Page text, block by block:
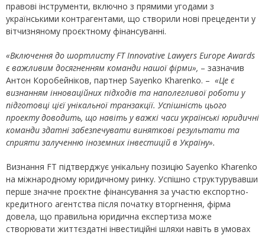
правові інструменти, включно з прямими угодами з
українськими контрагентами, що створили нові прецеденти у
вітчизняному проєктному фінансуванні.
«Включення до шортлисту FT Innovative Lawyers Europe Awards
є важливим досягненням команди нашої фірми», – зазначив
Антон Коробейніков, партнер Sayenko Kharenko. – «Це є
визнанням інноваційних підходів та наполегливої роботи у
підготовці цієї унікальної транзакції. Успішність цього
проекту доводить, що навіть у важкі часи українські юридичні
команди здатні забезпечувати виняткові результати та
сприяти залученню іноземних інвестицій в Україну».
Визнання FT підтверджує унікальну позицію Sayenko Kharenko
на міжнародному юридичному ринку. Успішно структурувавши
перше значне проєктне фінансування за участю експортно-
кредитного агентства після початку вторгнення, фірма
довела, що правильна юридична експертиза може
створювати життєздатні інвестиційні шляхи навіть в умовах